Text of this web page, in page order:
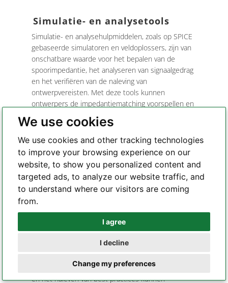
We use cookies
We use cookies and other tracking technologies
to improve your browsing experience on our
website, to show you personalized content and
targeted ads, to analyze our website traffic, and
to understand where our visitors are coming
from.
I agree
I decline
Change my preferences
Simulatie- en analysetools
Simulatie- en analysehulpmiddelen, zoals op SPICE
gebaseerde simulatoren en veldoplossers, zijn van
onschatbare waarde voor het bepalen van de
spoorimpedantie, het analyseren van signaalgedrag
en het verifiëren van de naleving van
ontwerpvereisten. Met deze tools kunnen
ontwerpers de impedantiematching voorspellen en
optimaliseren, potentiële problemen met de
signaalintegriteit identificeren en het PCB-ontwerp
verfijnen voor optimale prestaties.
Het bereiken van impedantie-matching in snelle
PCB-ontwerpen is essentieel voor het garanderen
van betrouwbare signaaloverdracht, het
minimaliseren van signaalvervorming en het
optimaliseren van de algehele systeemprestaties.
Door ontwerpcriteria zorgvuldig af te wegen,
geschikte materialen te selecteren en
simulatietools te gebruiken, kunnen ontwerpers op
effectieve wijze impedantiematching bereiken en
verbeteren. Met nauwgezette aandacht voor detail
en het naleven van best practices kunnen